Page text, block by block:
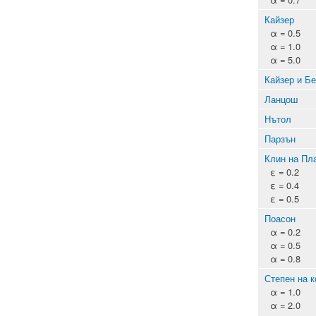
Кайзер
α = 0.5
α = 1.0
α = 5.0
Кайзер и
Ланцош
Нътол
Парзън
Клин на
ε = 0.2
ε = 0.4
ε = 0.5
Поасон
α = 0.2
α = 0.5
α = 0.8
Степен на
α = 1.0
α = 2.0